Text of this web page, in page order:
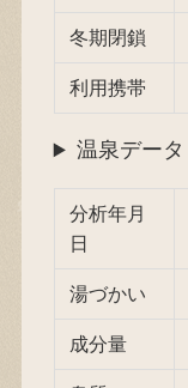
冬期閉鎖
利用携帯
温泉データ
分析年月
日
湯づかい
成分量